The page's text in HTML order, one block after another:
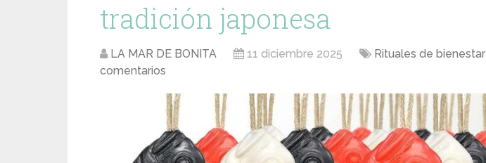
tradición japonesa
LA MAR DE BONITA 11 diciembre 2025 Rituales de bienestar
comentarios